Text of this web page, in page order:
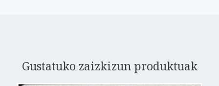
Gustatuko zaizkizun produktuak